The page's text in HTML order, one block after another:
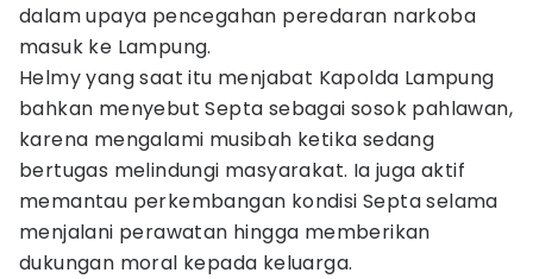
dalam upaya pencegahan peredaran narkoba
masuk ke Lampung.
Helmy yang saat itu menjabat Kapolda Lampung
bahkan menyebut Septa sebagai sosok pahlawan,
karena mengalami musibah ketika sedang
bertugas melindungi masyarakat. Ia juga aktif
memantau perkembangan kondisi Septa selama
menjalani perawatan hingga memberikan
dukungan moral kepada keluarga.